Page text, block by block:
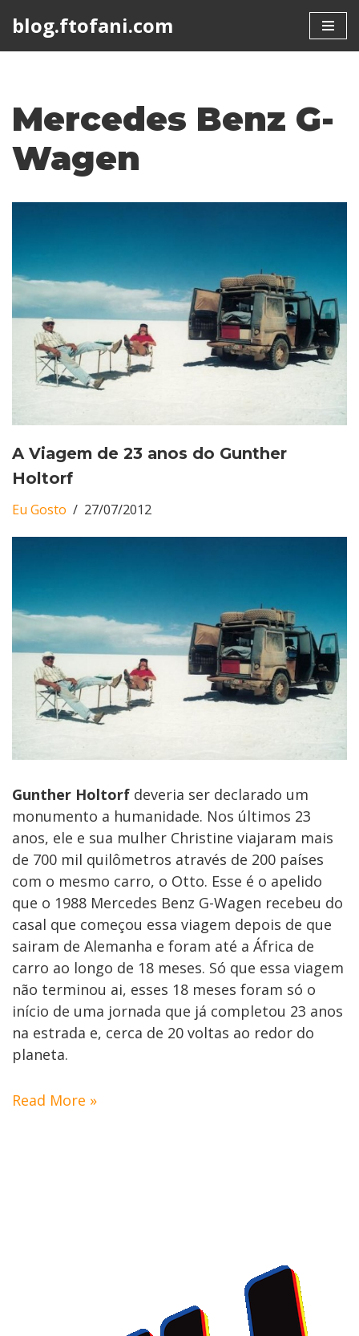
blog.ftofani.com
Mercedes Benz G-
Wagen
A Viagem de 23 anos do Gunther
Holtorf
Eu Gosto 27/07/2012
Gunther Holtorf deveria ser declarado um
monumento a humanidade. Nos últimos 23
anos, ele e sua mulher Christine viajaram mais
de 700 mil quilômetros através de 200 países
com o mesmo carro, o Otto. Esse é o apelido
que o 1988 Mercedes Benz G-Wagen recebeu do
casal que começou essa viagem depois de que
sairam de Alemanha e foram até a África de
carro ao longo de 18 meses. Só que essa viagem
não terminou ai, esses 18 meses foram só o
início de uma jornada que já completou 23 anos
na estrada e, cerca de 20 voltas ao redor do
planeta.
Read More »